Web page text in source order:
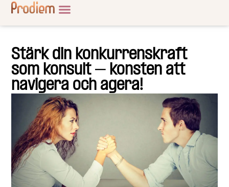
Stärk din konkurrenskraft
som konsult – konsten att
navigera och agera!